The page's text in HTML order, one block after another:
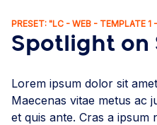
PRESET: "LC - WEB - TEMPLATE
Spotlight on
Lorem ipsum dolor sit
Maecenas vitae metus ac
et quis ante. Cras a